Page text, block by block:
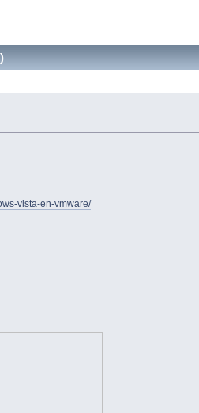
vista-en-vmware/